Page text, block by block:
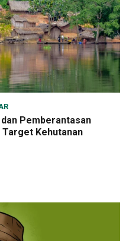
Pemberantasan
Target Kehutanan